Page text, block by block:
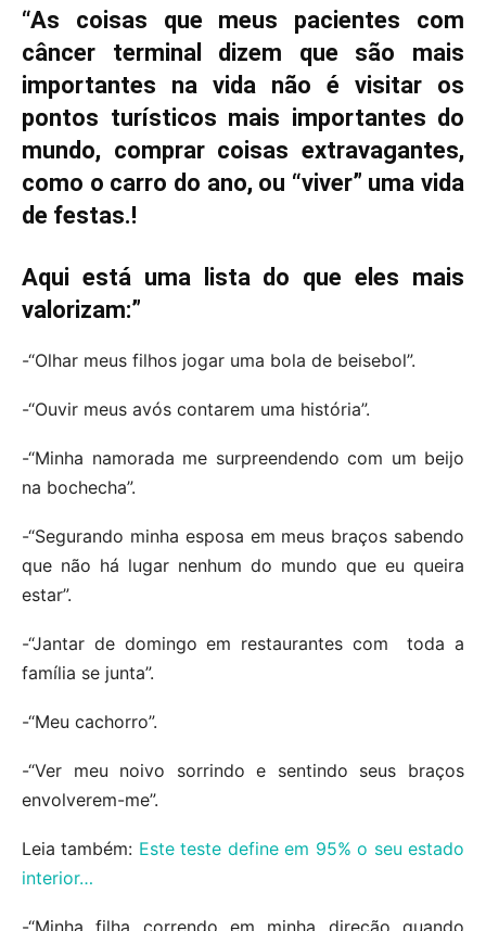
“As coisas que meus pacientes com
câncer terminal dizem que são mais
importantes na vida não é visitar os
pontos turísticos mais importantes do
mundo, comprar coisas extravagantes,
como o carro do ano, ou “viver” uma vida
de festas.!
Aqui está uma lista do que eles mais
valorizam:”
-“Olhar meus filhos jogar uma bola de beisebol”.
-“Ouvir meus avós contarem uma história”.
-“Minha namorada me surpreendendo com um beijo
na bochecha”.
-“Segurando minha esposa em meus braços sabendo
que não há lugar nenhum do mundo que eu queira
estar”.
-“Jantar de domingo em restaurantes com toda a
família se junta”.
-“Meu cachorro”.
-“Ver meu noivo sorrindo e sentindo seus braços
envolverem-me”.
Leia também: Este teste define em 95% o seu estado
interior…
-“Minha filha correndo em minha direção quando